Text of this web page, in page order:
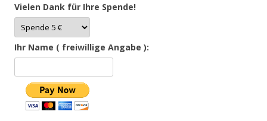
Vielen Dank für Ihre Spende!
Ihr Name ( freiwillige Angabe ):